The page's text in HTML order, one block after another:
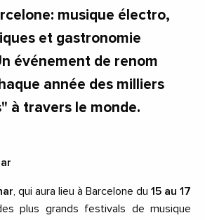
musique électro,
et gastronomie
événement de renom
année des milliers
à travers le monde.
, qui aura lieu à Barcelone du 15 au 17
plus grands festivals de musique